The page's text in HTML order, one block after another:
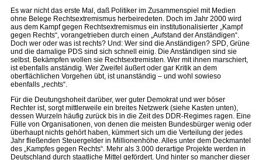
Es war nicht das erste Mal, daß Politiker im Zusammenspiel mit Medien
ohne Belege Rechtsextremismus herbeiredeten. Doch im Jahr 2000 wird
aus dem Kampf gegen Rechtsextremismus ein institutionalisierter „Kampf
gegen Rechts“, vorangetrieben durch einen „Aufstand der Anständigen“.
Doch wer oder was ist rechts? Und: Wer sind die Anständigen? SPD, Grüne
und die damalige PDS sind sich schnell einig. Die Anständigen sind sie
selbst. Bekämpfen wollen sie Rechtsextremisten. Wer mit ihnen marschiert,
ist ebenfalls anständig. Wer Zweifel äußert oder gar Kritik an dem
oberflächlichen Vorgehen übt, ist unanständig – und wohl sowieso
ebenfalls „rechts“.
Für die Deutungshoheit darüber, wer guter Demokrat und wer böser
Rechter ist, sorgt mittlerweile ein breites Netzwerk (siehe Kasten unten),
dessen Wurzeln häufig zurück bis in die Zeit des DDR-Regimes ragen. Eine
Fülle von Organisationen, von denen die meisten Bundesbürger wenig oder
überhaupt nichts gehört haben, kümmert sich um die Verteilung der jedes
Jahr fließenden Steuergelder in Millionenhöhe. Alles unter dem Deckmantel
des „Kampfes gegen Rechts“. Mehr als 3.000 derartige Projekte werden in
Deutschland durch staatliche Mittel gefördert. Und hinter so mancher dieser